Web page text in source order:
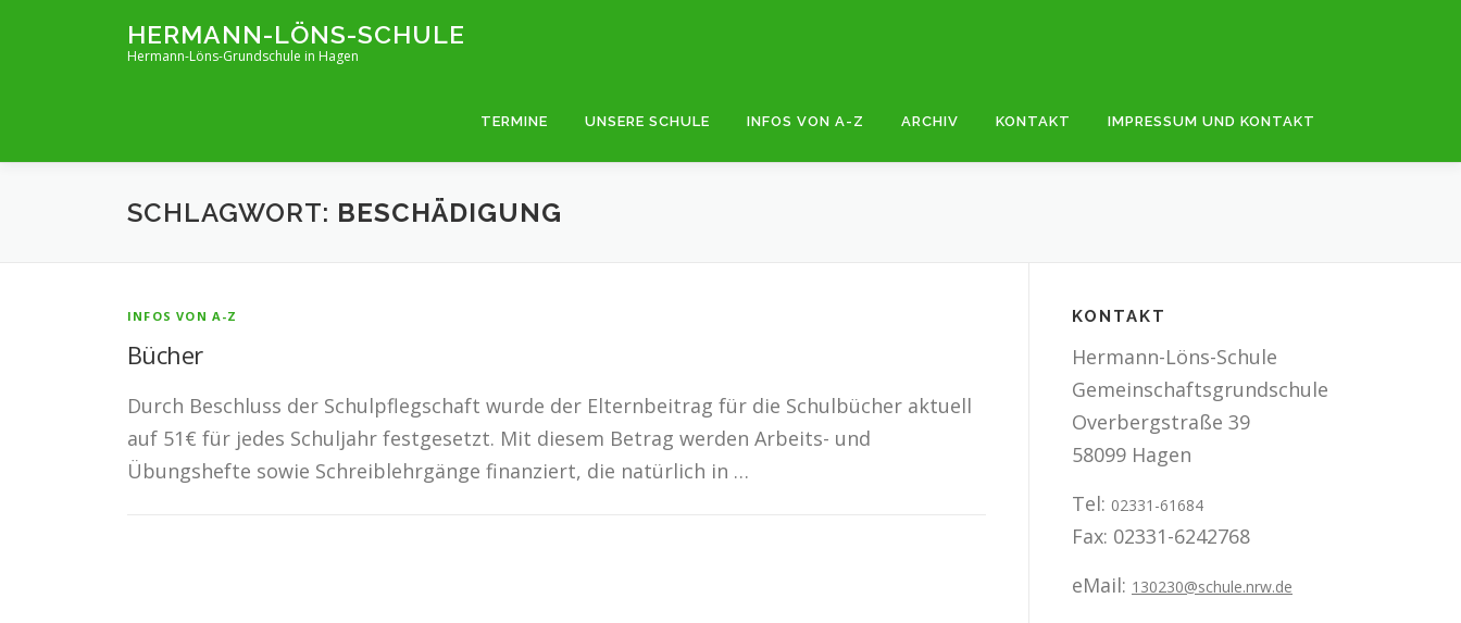
HERMANN-LÖNS-SCHULE
Hermann-Löns-Grundschule in Hagen
TERMINE UNSERE SCHULE INFOS VON A-Z ARCHIV KONTAKT IMPRESSUM UND KONTAKT
SCHLAGWORT: BESCHÄDIGUNG
INFOS VON A-Z
Bücher
Durch Beschluss der Schulpflegschaft wurde der Elternbeitrag für die Schulbücher aktuell
auf 51€ für jedes Schuljahr festgesetzt. Mit diesem Betrag werden Arbeits- und
Übungshefte sowie Schreiblehrgänge finanziert, die natürlich in …
KONTAKT
Hermann-Löns-Schule
Gemeinschaftsgrundschule
Overbergstraße 39
58099 Hagen
Tel: 02331-61684
Fax: 02331-6242768
eMail: 130230@schule.nrw.de